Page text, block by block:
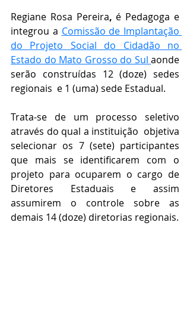
Regiane Rosa Pereira, é Pedagoga e
integrou a Comissão de Implantação
do Projeto Social do Cidadão no
Estado do Mato Grosso do Sul aonde
serão construídas 12 (doze) sedes
regionais  e 1 (uma) sede Estadual.
Trata-se de um processo seletivo
através do qual a instituição  objetiva
selecionar os 7 (sete) participantes
que mais se identificarem com o
projeto para ocuparem o cargo de
Diretores Estaduais e assim
assumirem o controle sobre as
demais 14 (doze) diretorias regionais.